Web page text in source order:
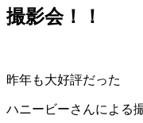
撮影会！！
昨年も大好評だった
ハニービーさんによる